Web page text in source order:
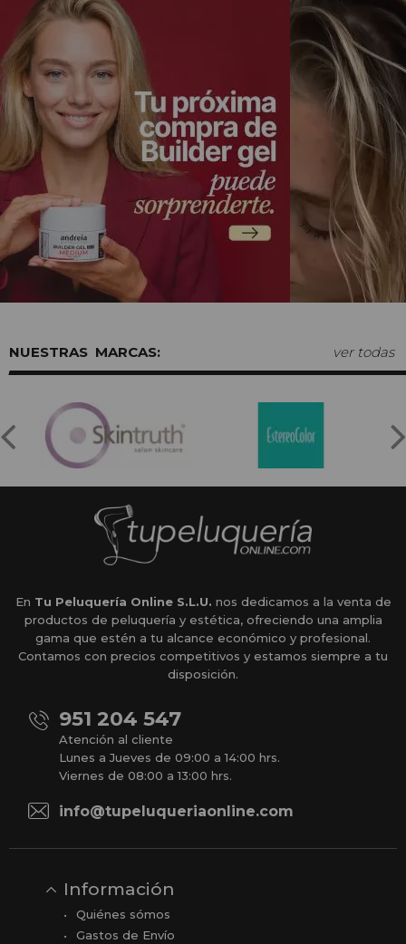
MARCAS: ver todas
En Tu Peluquería Online S.L.U. nos dedicamos a la venta de
productos de peluquería y estética, ofreciendo una amplia
gama que estén a tu alcance económico y profesional.
Contamos con precios competitivos y estamos siempre a tu
disposición.
951 204 547
Atención al cliente
Lunes a Jueves de 09:00 a 14:00 hrs.
Viernes de 08:00 a 13:00 hrs.
info@tupeluqueriaonline.com
Información
Quiénes sómos
Gastos de Envío